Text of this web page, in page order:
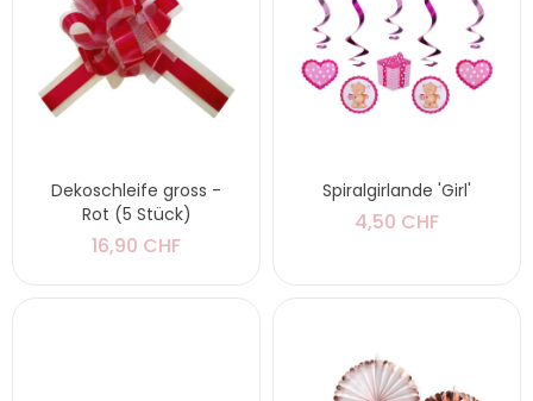
Dekoschleife gross -
Rot (5 Stück)
16,90 CHF
Spiralgirlande 'Girl'
4,50 CHF